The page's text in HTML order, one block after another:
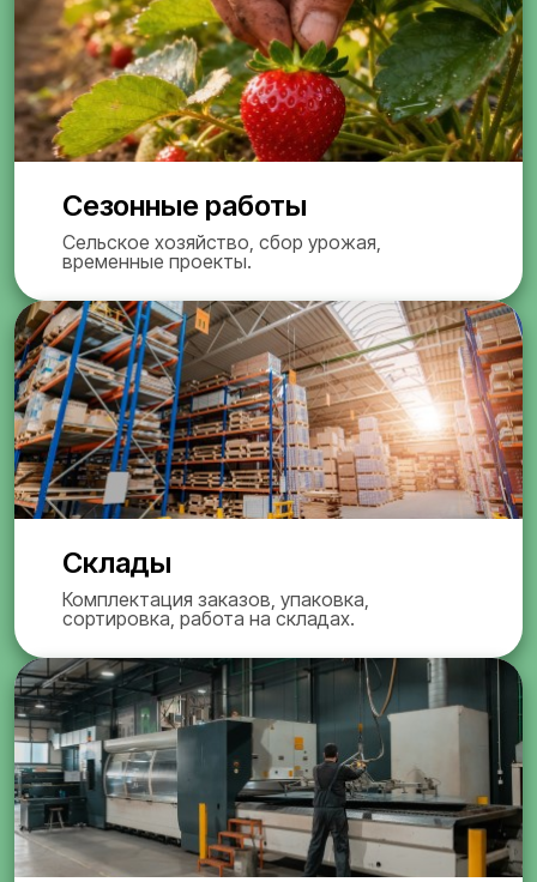
Сезонные работы
Сельское хозяйство, сбор урожая,
временные проекты.
Склады
Комплектация заказов, упаковка,
сортировка, работа на складах.